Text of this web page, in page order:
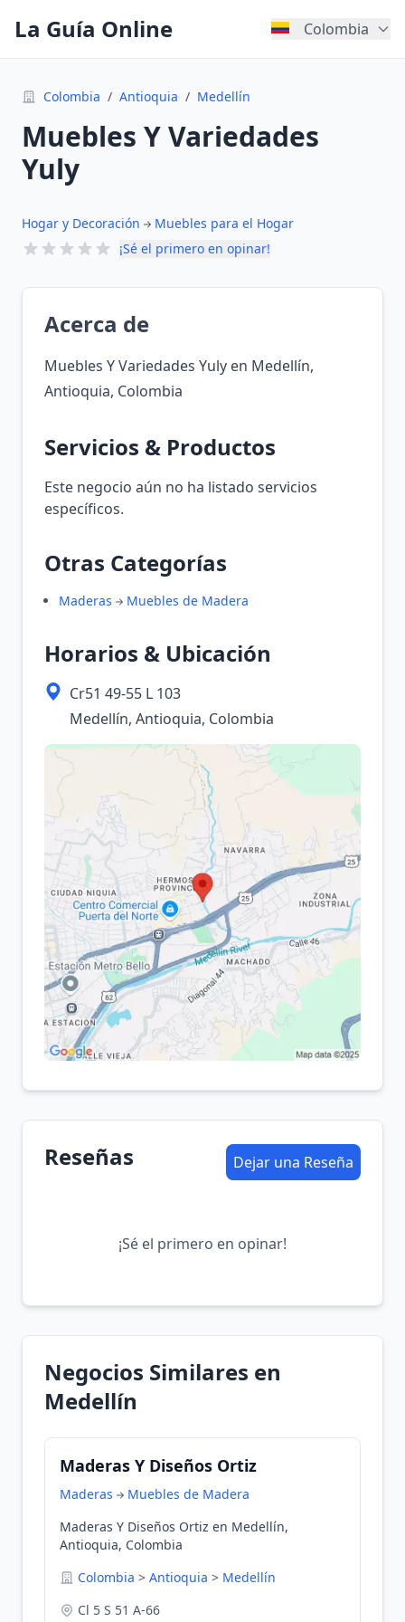
La Guía Online Colombia
Colombia / Antioquia / Medellín
Muebles Y Variedades
Yuly
Hogar y Decoración
Muebles para el Hogar
¡Sé el primero en opinar!
Acerca de
Muebles Y Variedades Yuly en Medellín,
Antioquia, Colombia
Servicios & Productos
Este negocio aún no ha listado servicios
específicos.
Otras Categorías
Maderas Muebles de Madera
Horarios & Ubicación
Cr51 49-55 L 103
Medellín, Antioquia, Colombia
Reseñas Dejar una Reseña
¡Sé el primero en opinar!
Negocios Similares en
Medellín
Maderas Y Diseños Ortiz
Maderas
Muebles de Madera
Maderas Y Diseños Ortiz en Medellín,
Antioquia, Colombia
Colombia > Antioquia > Medellín
Cl 5 S 51 A-66